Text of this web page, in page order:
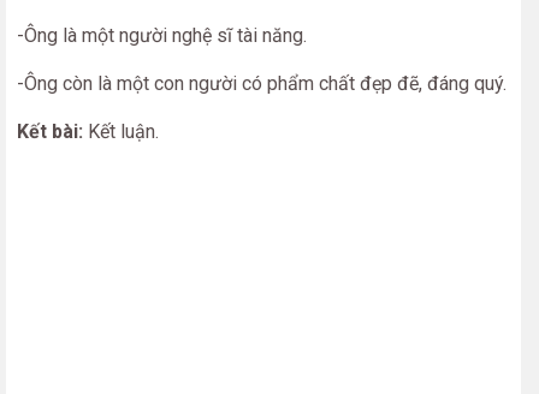
-Ông là một người nghệ sĩ tài năng.
-Ông còn là một con người có phẩm chất đẹp đẽ, đáng quý.
Kết bài: Kết luận.